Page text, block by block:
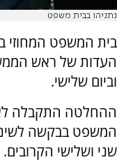
נתניהו בבית משפט
בית המשפט המחוזי
העדות של ראש
וביום שלישי.
ההחלטה התקבלה
המשפט בבקשה
שני ושלישי הקרובים.